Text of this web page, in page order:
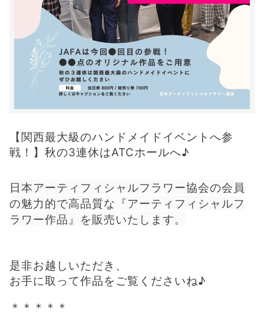
【関西最大級のハンドメイドイベントへ参
戦！】秋の3連休はATCホールへ♪
日本アーティフィシャルフラワー協会の会員
の魅力的で高品質な『アーティフィシャルフ
ラワー作品』を販売いたします。
是非お越しいただき、
お手に取って作品をご覧くださいね♪
＊＊＊＊＊